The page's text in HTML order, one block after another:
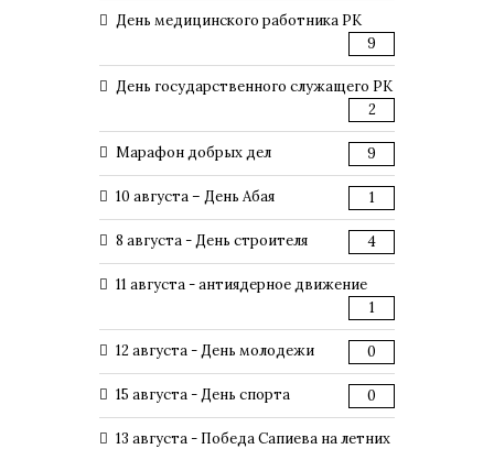
День медицинского работника РК
9
День государственного служащего РК
2
Марафон добрых дел 9
10 августа – День Абая 1
8 августа - День строителя 4
11 августа - антиядерное движение
1
12 августа - День молодежи 0
15 августа - День спорта 0
13 августа - Победа Сапиева на летних